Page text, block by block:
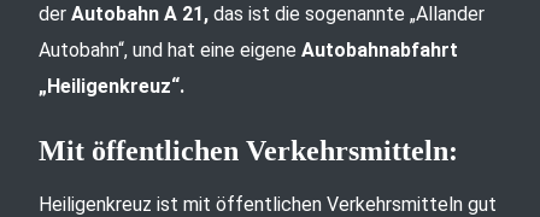
der Autobahn A 21, das ist die sogenannte „Allander
Autobahn“, und hat eine eigene Autobahnabfahrt
„Heiligenkreuz“.
Mit öffentlichen Verkehrsmitteln:
Heiligenkreuz ist mit öffentlichen Verkehrsmitteln gut